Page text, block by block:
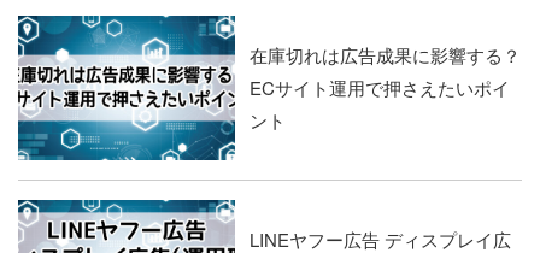
在庫切れは広告成果に影響する？
ECサイト運用で押さえたいポイ
ント
LINEヤフー広告 ディスプレイ広